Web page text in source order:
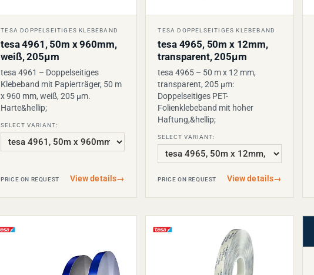
TESA DOPPELSEITIGES KLEBEBAND
tesa 4961, 50m x 960mm,
weiß, 205µm
tesa 4961 – Doppelseitiges
Klebeband mit Papierträger, 50 m
x 960 mm, weiß, 205 µm.
Harte&hellip;
SELECT VARIANT:
PRICE ON REQUEST View details→
TESA DOPPELSEITIGES KLEBEBAND
tesa 4965, 50m x 12mm,
transparent, 205µm
tesa 4965 – 50 m x 12 mm,
transparent, 205 µm:
Doppelseitiges PET-
Folienklebeband mit hoher
Haftung,&hellip;
SELECT VARIANT:
PRICE ON REQUEST View details→